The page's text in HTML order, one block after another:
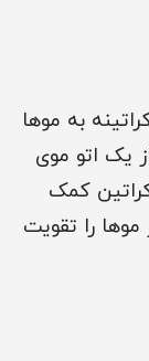
به موها
یک اتو موی
کمک
را تقویت